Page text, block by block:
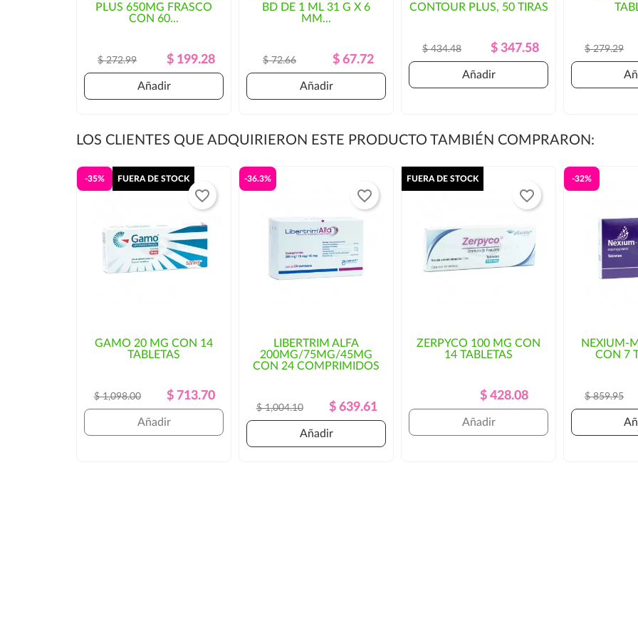
tiempo de entrega. En ese caso, se solicitaría autorización por parte del cliente.
PLUS 650MG FRASCO
CON 60...
Precio
Regular
$ 272.99 Precio
$ 199.28
Añadir
BD DE 1 ML 31 G X 6
MM...
Precio
Regular
$ 72.66 Precio$ 67.72
Añadir
CONTOUR PLUS, 50 TIRAS
Precio
Regular
$ 434.48 Precio
$ 347.58
Añadir
$ 279.29
LOS CLIENTES QUE ADQUIRIERON ESTE PRODUCTO TAMBIÉN COMPRARON:
GAMO 20 MG CON 14
TABLETAS
Precio
Regular
$ 1,098.00 Precio
$ 713.70
-35% FUERA DE STOCK
Añadir
favorite_border
LIBERTRIM ALFA
200MG/75MG/45MG
CON 24 COMPRIMIDOS
Precio
Regular
$ 1,004.10 Precio
$ 639.61
-36.3%
Añadir
favorite_border
ZERPYCO 100 MG CON
14 TABLETAS
Precio
Regular
Precio
$ 428.08
FUERA DE STOCK
Añadir
favorite_border
NEXIUM-
CON 7
$ 859.95
-32%